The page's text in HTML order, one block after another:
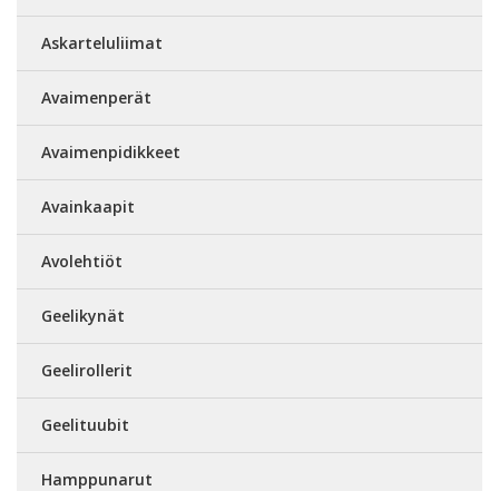
Askarteluliimat
Avaimenperät
Avaimenpidikkeet
Avainkaapit
Avolehtiöt
Geelikynät
Geelirollerit
Geelituubit
Hamppunarut